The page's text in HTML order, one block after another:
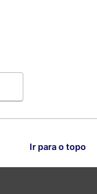
Ir para o topo